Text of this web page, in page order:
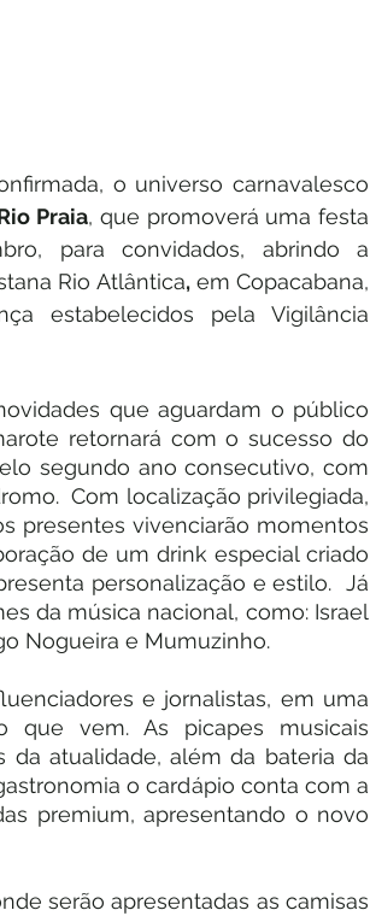
o universo carnavalesco
Praia, que promoverá uma festa
para convidados, abrindo a
Rio Atlântica, em Copacabana,
estabelecidos pela Vigilância
que aguardam o público
retornará com o sucesso do
segundo ano consecutivo, com
Com localização privilegiada,
presentes vivenciarão momentos
de um drink especial criado
personalização e estilo.  Já
da música nacional, como: Israel
Nogueira e Mumuzinho.
e jornalistas, em uma
vem. As picapes musicais
da atualidade, além da bateria da
o cardápio conta com a
premium, apresentando o novo
serão apresentadas as camisas